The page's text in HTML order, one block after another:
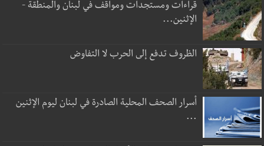
قراءات ومستجدات ومواقف في لبنان والمنطقة -
الإثنين...
الظروف تدفع إلى الحرب لا التفاوض
أسرار الصحف المحلية الصادرة في لبنان ليوم الإثنين
...